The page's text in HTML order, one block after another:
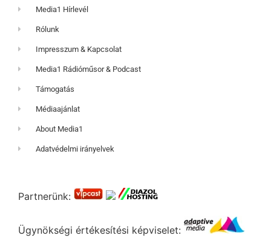
Media1 Hírlevél
Rólunk
Impresszum & Kapcsolat
Media1 Rádióműsor & Podcast
Támogatás
Médiaajánlat
About Media1
Adatvédelmi irányelvek
Partnerünk:
Ügynökségi értékesítési képviselet: